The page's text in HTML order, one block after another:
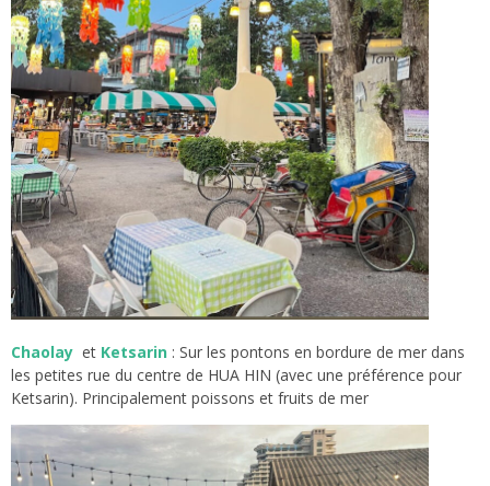
Chaolay et Ketsarin : Sur les pontons en bordure de mer dans
les petites rue du centre de HUA HIN (avec une préférence pour
Ketsarin). Principalement poissons et fruits de mer